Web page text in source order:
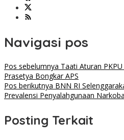
Navigasi pos
Pos sebelumnya Taati Aturan
Prasetya Bongkar APS
Pos berikutnya BNN RI
Prevalensi Penyalahgunaan
Posting Terkait